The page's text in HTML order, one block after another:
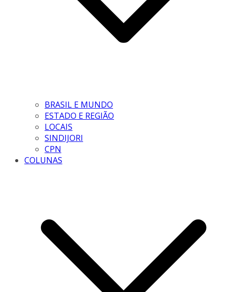
BRASIL E MUNDO
ESTADO E REGIÃO
LOCAIS
SINDIJORI
CPN
COLUNAS